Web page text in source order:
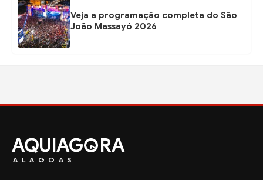
Veja a programação completa do São
João Massayó 2026
AQUIAG RA
ALAGOAS